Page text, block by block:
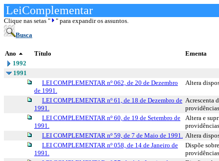
LeiComplementar
Clique nas setas "
" para expandir os assuntos.
Busca
Ano Título
Ementa
1992
1991
LEI COMPLEMENTAR nº 062, de 20 de Dezembro
de 1991.
Altera
LEI COMPLEMENTAR nº 61, de 18 de Dezembro de
1991.
Acrescenta
LEI COMPLEMENTAR nº 60, de 19 de Setembro de
1991.
Altera e
LEI COMPLEMENTAR nº 59, de 7 de Maio de 1991. Altera
LEI COMPLEMENTAR nº 058, de 14 de Janeiro de
1991.
Dispõe